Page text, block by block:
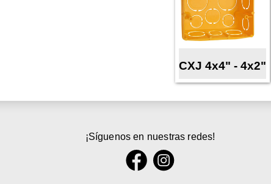
CXJ 4x4" - 4x2"
¡Síguenos en nuestras redes!